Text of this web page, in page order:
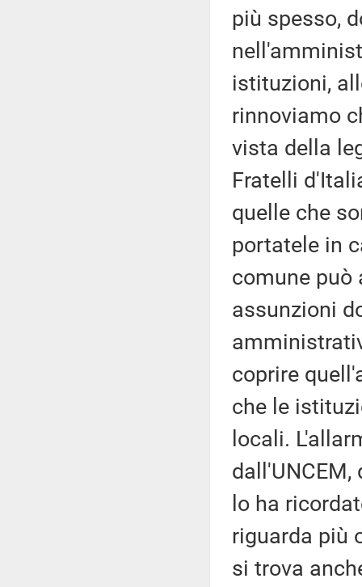
più spesso,
istituzioni,
rinnoviamo
vista della
Fratelli
quelle che
portatele in
comune può
assunzioni
coprire
che le
locali.
lo ha
riguarda più
si trova